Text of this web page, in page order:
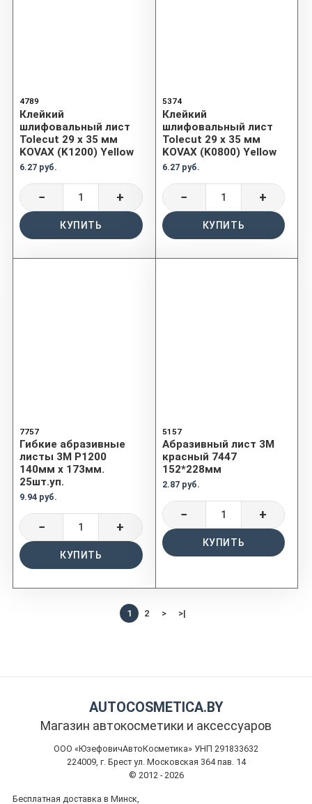
4789
Клейкий
шлифовальный лист
Tolecut 29 х 35 мм
KOVAX (K1200) Yellow
6.27 руб.
− +
КУПИТЬ
5374
Клейкий
шлифовальный лист
Tolecut 29 х 35 мм
KOVAX (K0800) Yellow
6.27 руб.
− +
КУПИТЬ
7757
Гибкие абразивные
листы 3М P1200
140мм х 173мм.
25шт.уп.
9.94 руб.
− +
КУПИТЬ
5157
Абразивный лист 3M
красный 7447
152*228мм
2.87 руб.
− +
КУПИТЬ
1 2 > >|
AUTOCOSMETICA.BY
Магазин автокосметики и аксессуаров
ООО «ЮзефовичАвтоКосметика» УНП 291833632
224009, г. Брест ул. Московская 364 пав. 14
© 2012 - 2026
Бесплатная доставка в Минск,